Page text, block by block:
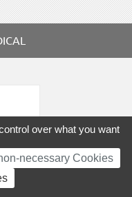
LANCER LA RECHERCHE
over what you want
necessary Cookies